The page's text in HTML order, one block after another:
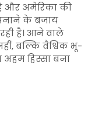
अमेरिका की
के बजाय
है। आने वाले
बल्कि वैश्विक भू-
हिस्सा बना